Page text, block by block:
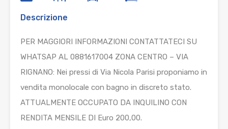
Descrizione
PER MAGGIORI INFORMAZIONI CONTATTATECI SU
WHATSAP AL 0881617004 ZONA CENTRO – VIA
RIGNANO: Nei pressi di Via Nicola Parisi proponiamo in
vendita monolocale con bagno in discreto stato.
ATTUALMENTE OCCUPATO DA INQUILINO CON
RENDITA MENSILE DI Euro 200,00.